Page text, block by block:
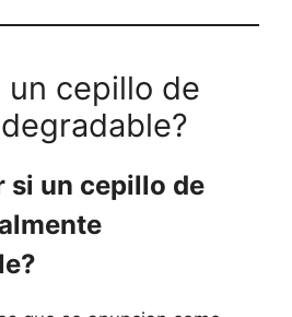
un cepillo de
si un cepillo de